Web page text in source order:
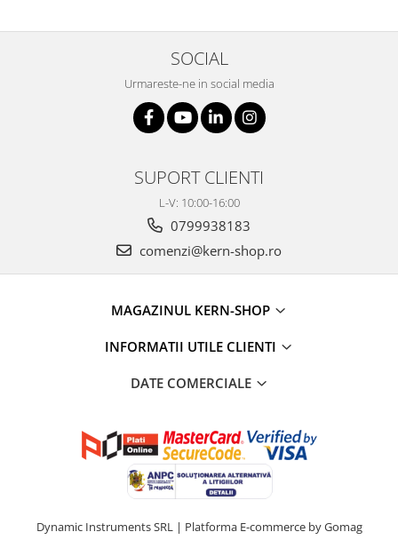
OIML M2
Greutati newtoniene
Bare suport (Newtoniene)
Durometre pentru metale (UCI)
Durometre pentru plastic (Shore)
Masurare metrica a lungimii
Transmitatoare
Bacuri cu surub
SOCIAL
Urmareste-ne in social media
SUPORT CLIENTI
L-V: 10:00-16:00
0799938183
comenzi@kern-shop.ro
MAGAZINUL KERN-SHOP
INFORMATII UTILE CLIENTI
DATE COMERCIALE
Dynamic Instruments SRL | Platforma E-commerce by Gomag